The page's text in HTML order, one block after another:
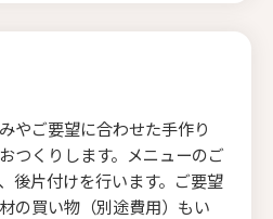
やご要望に合わせた手作り
つくりします。メニューのご
後片付けを行います。ご要望
の買い物（別途費用）もい